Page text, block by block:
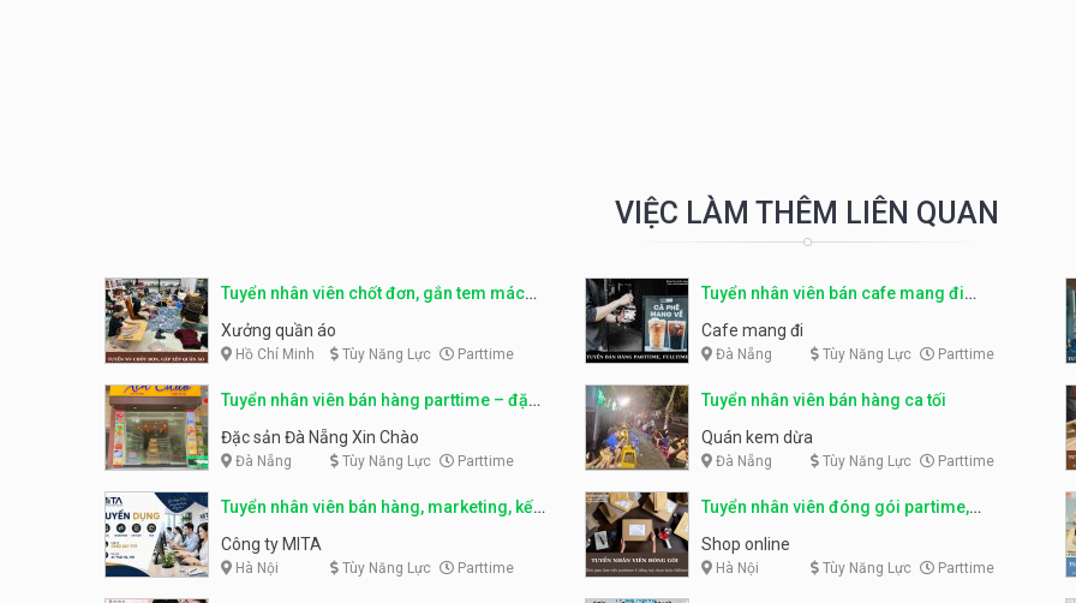
VIỆC LÀM THÊM LIÊN QUAN
Tuyển nhân viên chốt đơn, gắn tem mác
sản phẩm
Xưởng quần áo
Hồ Chí Minh Tùy Năng Lực Parttime
Tuyển nhân viên bán cafe mang đi
parttime, fulltime
Cafe mang đi
Đà Nẵng Tùy Năng Lực Parttime
Tuyển nhân viên bán hàng parttime – đặc
sản Đà Nẵng
Đặc sản Đà Nẵng Xin Chào
Đà Nẵng Tùy Năng Lực Parttime
Tuyển nhân viên bán hàng ca tối
Quán kem dừa
Đà Nẵng Tùy Năng Lực Parttime
Tuyển nhân viên bán hàng, marketing, kế
toán, kho – parttime, fulltime
Công ty MITA
Hà Nội Tùy Năng Lực Parttime
Tuyển nhân viên đóng gói partime,
fulltime
Shop online
Hà Nội Tùy Năng Lực Parttime